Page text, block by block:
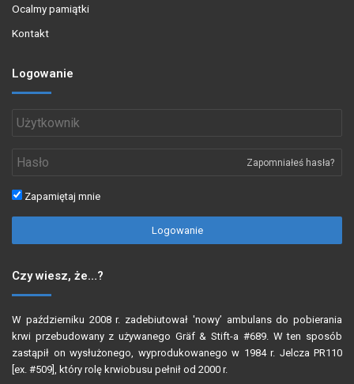
Ocalmy pamiątki
Kontakt
Logowanie
Zapomniałeś hasła?
Zapamiętaj mnie
Logowanie
Czy wiesz, że…?
W październiku 2008 r. zadebiutował 'nowy’ ambulans do pobierania
krwi przebudowany z używanego Gräf & Stift-a #689. W ten sposób
zastąpił on wysłużonego, wyprodukowanego w 1984 r. Jelcza PR110
[ex. #509], który rolę krwiobusu pełnił od 2000 r.